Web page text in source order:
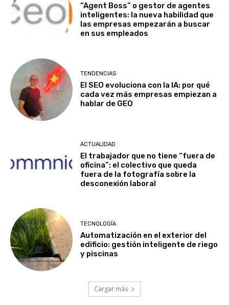
“Agent Boss” o gestor de agentes
inteligentes: la nueva habilidad que
las empresas empezarán a buscar
en sus empleados
TENDENCIAS
El SEO evoluciona con la IA: por qué
cada vez más empresas empiezan a
hablar de GEO
ACTUALIDAD
El trabajador que no tiene “fuera de
oficina”: el colectivo que queda
fuera de la fotografía sobre la
desconexión laboral
TECNOLOGÍA
Automatización en el exterior del
edificio: gestión inteligente de riego
y piscinas
Cargar más